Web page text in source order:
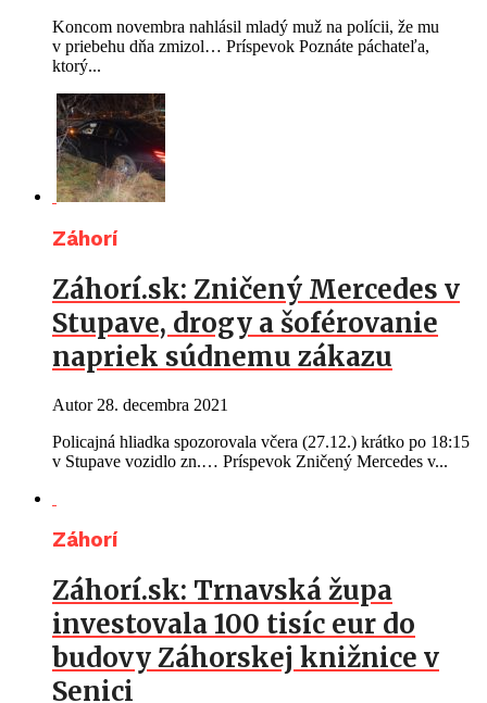
Koncom novembra nahlásil mladý muž na polícii, že mu
v priebehu dňa zmizol… Príspevok Poznáte páchateľa,
ktorý...
Záhorí
Záhorí.sk: Zničený Mercedes v
Stupave, drogy a šoférovanie
napriek súdnemu zákazu
Autor 28. decembra 2021
Policajná hliadka spozorovala včera (27.12.) krátko po 18:15
v Stupave vozidlo zn.… Príspevok Zničený Mercedes v...
Záhorí
Záhorí.sk: Trnavská župa
investovala 100 tisíc eur do
budovy Záhorskej knižnice v
Senici